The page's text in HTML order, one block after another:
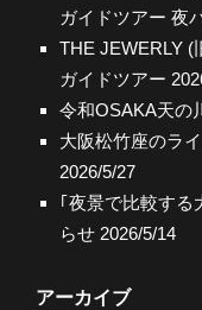
ガイドツアー 夜
THE JEWERLY (
ガイドツアー
令和OSAKA天の
大阪松竹座のラ
2026/5/27
｢夜景で比較する
らせ 2026/5/14
アーカイブ